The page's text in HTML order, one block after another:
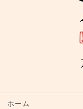
ホーム